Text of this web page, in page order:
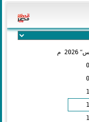
2026 م